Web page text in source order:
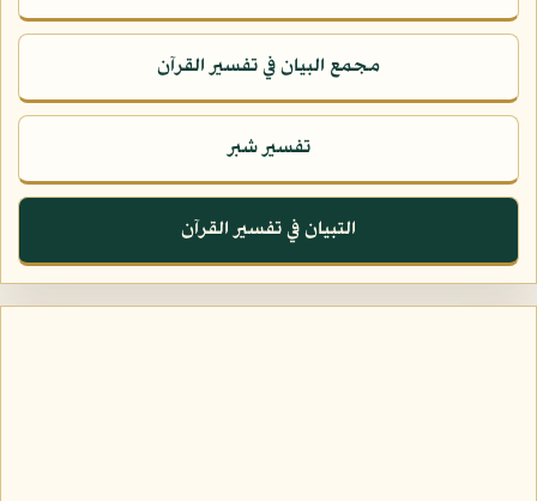
مجمع البيان في تفسير القرآن
تفسير شبر
التبيان في تفسير القرآن